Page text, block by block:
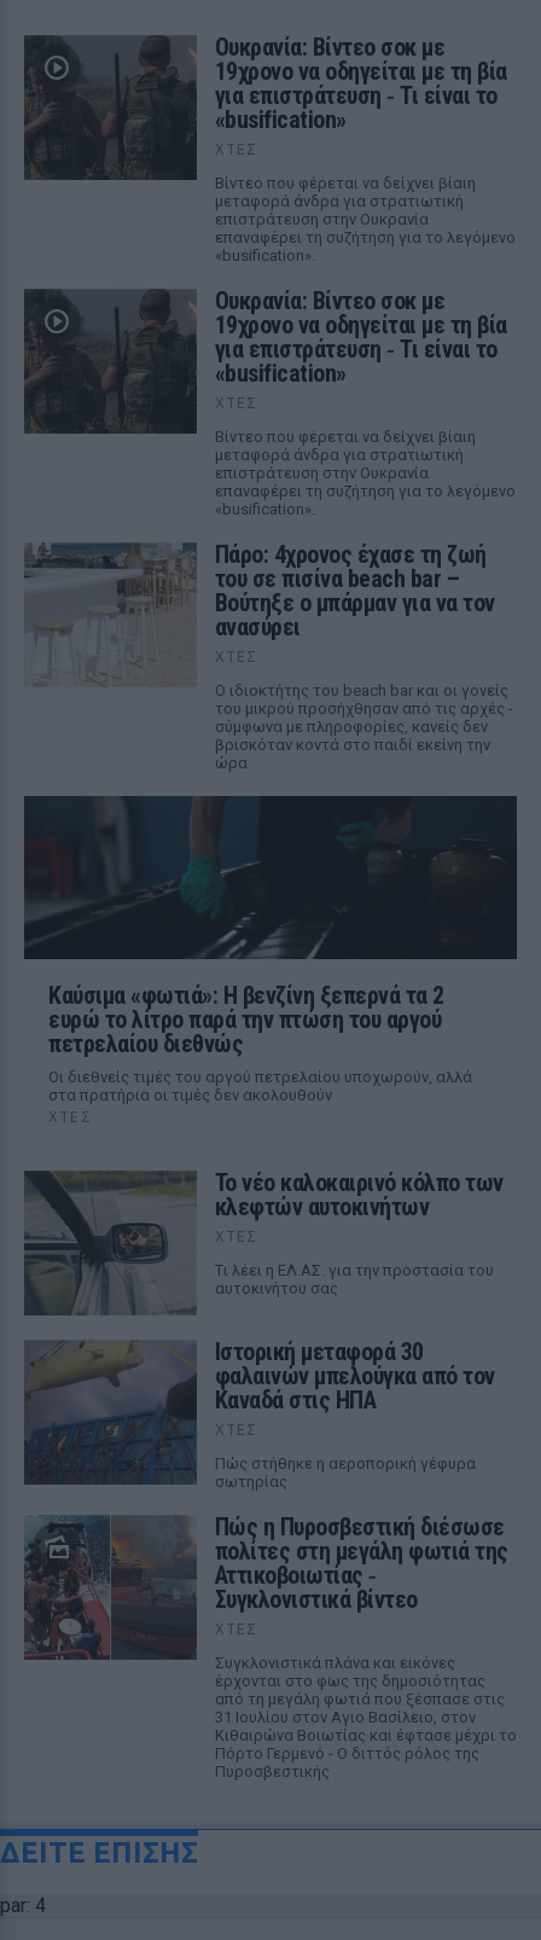
Ουκρανία: Βίντεο σοκ με
19χρονο να οδηγείται με τη βία
για επιστράτευση ‑ Τι είναι το
«busification»
ΧΤΕΣ
Βίντεο που φέρεται να δείχνει βίαιη
μεταφορά άνδρα για στρατιωτική
επιστράτευση στην Ουκρανία
επαναφέρει τη συζήτηση για το λεγόμενο
«busification».
Ουκρανία: Βίντεο σοκ με
19χρονο να οδηγείται με τη βία
για επιστράτευση ‑ Τι είναι το
«busification»
ΧΤΕΣ
Βίντεο που φέρεται να δείχνει βίαιη
μεταφορά άνδρα για στρατιωτική
επιστράτευση στην Ουκρανία
επαναφέρει τη συζήτηση για το λεγόμενο
«busification».
Πάρο: 4χρονος έχασε τη ζωή
του σε πισίνα beach bar –
Βούτηξε ο μπάρμαν για να τον
ανασύρει
ΧΤΕΣ
Ο ιδιοκτήτης του beach bar και οι γονείς
του μικρού προσήχθησαν από τις αρχές -
σύμφωνα με πληροφορίες, κανείς δεν
βρισκόταν κοντά στο παιδί εκείνη την
ώρα
Καύσιμα «φωτιά»: Η βενζίνη ξεπερνά τα 2
ευρώ το λίτρο παρά την πτώση του αργού
πετρελαίου διεθνώς
Οι διεθνείς τιμές του αργού πετρελαίου υποχωρούν, αλλά
στα πρατήρια οι τιμές δεν ακολουθούν
ΧΤΕΣ
Το νέο καλοκαιρινό κόλπο των
κλεφτών αυτοκινήτων
ΧΤΕΣ
Tι λέει η ΕΛ.ΑΣ. για την προστασία του
αυτοκινήτου σας
Ιστορική μεταφορά 30
φαλαινών μπελούγκα από τον
Καναδά στις ΗΠΑ
ΧΤΕΣ
Πώς στήθηκε η αεροπορική γέφυρα
σωτηρίας
Πώς η Πυροσβεστική διέσωσε
πολίτες στη μεγάλη φωτιά της
Αττικοβοιωτίας ‑
Συγκλονιστικά βίντεο
ΧΤΕΣ
Συγκλονιστικά πλάνα και εικόνες
έρχονται στο φως της δημοσιότητας
από τη μεγάλη φωτιά που ξέσπασε στις
31 Ιουλίου στον Αγιο Βασίλειο, στον
Κιθαιρώνα Βοιωτίας και έφτασε μέχρι το
Πόρτο Γερμενό - Ο διττός ρόλος της
Πυροσβεστικής
ΔΕΙΤΕ ΕΠΙΣΗΣ
par: 4